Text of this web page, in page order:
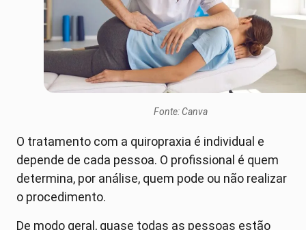
Fonte: Canva
O tratamento com a quiropraxia é individual e
depende de cada pessoa. O profissional é quem
determina, por análise, quem pode ou não realizar
o procedimento.
De modo geral, quase todas as pessoas estão